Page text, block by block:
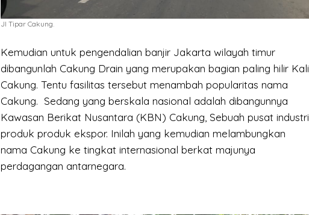
Jl Tipar Cakung.
Kemudian untuk pengendalian banjir Jakarta wilayah timur
dibangunlah Cakung Drain yang merupakan bagian paling hilir Kali
Cakung. Tentu fasilitas tersebut menambah popularitas nama
Cakung. Sedang yang berskala nasional adalah dibangunnya
Kawasan Berikat Nusantara (KBN) Cakung, Sebuah pusat industri
produk produk ekspor. Inilah yang kemudian melambungkan
nama Cakung ke tingkat internasional berkat majunya
perdagangan antarnegara.